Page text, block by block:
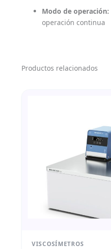
Modo de operación:
operación continua
Productos relacionados
VISCOSÍMETROS